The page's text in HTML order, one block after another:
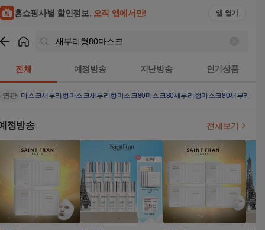
홈쇼핑사별 할인정보, 오직 앱에서만! 앱 열기
전체 예정방송 지난방송 인기상품
연관 마스크새부리형마스크새부리형마스크80마스크80새부리형마스크80새부리형
정방송 전체보기